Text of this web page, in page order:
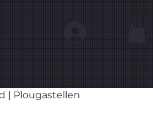
...
| Plougastellen